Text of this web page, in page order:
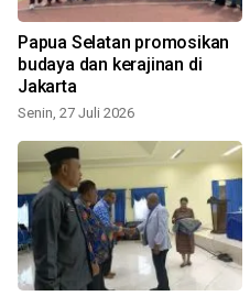
Papua Selatan promosikan
budaya dan kerajinan di
Jakarta
Senin, 27 Juli 2026